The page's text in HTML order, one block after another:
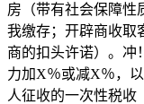
房（带有社会保障性
我缴存；开辟商收取
商的扣头许诺）。冲
力加X％或减X％，
人征收的一次性税收